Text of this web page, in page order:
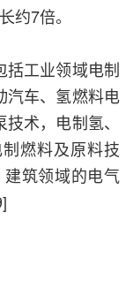
约7倍。
括工业领域电制
汽车、氢燃料电
术，电制氢、
燃料及原料技
筑领域的电气